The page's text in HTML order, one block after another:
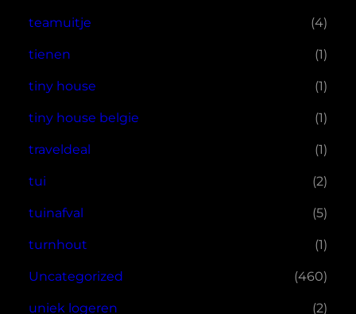
teamuitje (4)
tienen (1)
tiny house (1)
tiny house belgie (1)
traveldeal (1)
tui (2)
tuinafval (5)
turnhout (1)
Uncategorized (460)
uniek logeren (2)